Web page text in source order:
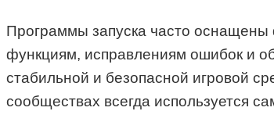
Программы запуска часто оснащены
функциям, исправлениям ошибок и
стабильной и безопасной игровой
сообществах всегда используется